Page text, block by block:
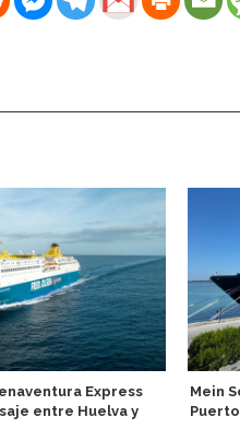
Express
entre Huelva y
Mein